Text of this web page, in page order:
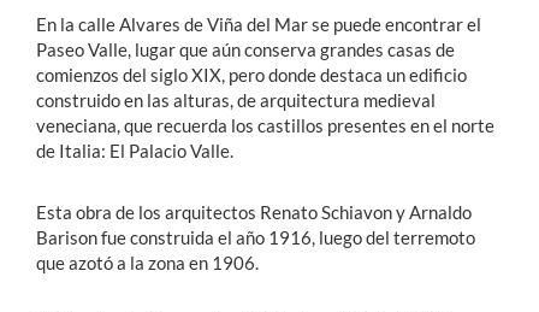
En la calle Alvares de Viña del Mar se puede encontrar el
Paseo Valle, lugar que aún conserva grandes casas de
comienzos del siglo XIX, pero donde destaca un edificio
construido en las alturas, de arquitectura medieval
veneciana, que recuerda los castillos presentes en el norte
de Italia: El Palacio Valle.
Esta obra de los arquitectos Renato Schiavon y Arnaldo
Barison fue construida el año 1916, luego del terremoto
que azotó a la zona en 1906.